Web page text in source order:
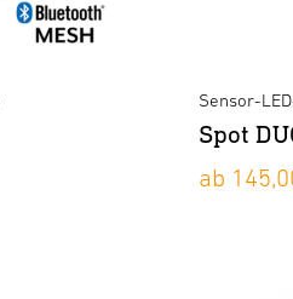
Sensor-
Spot
ab